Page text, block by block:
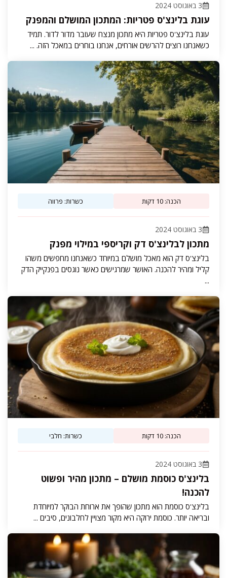
3 באוגוסט 2024
עוגת בלינצ'ס פטריות: המתכון המושלם והמפנק
עוגת בלינצ'ס פטריות היא מתכון מנצח שעובר מדור לדור. תמיד
כשאנחנו רוצים להרשים אורחים, אנחנו בוחרים במאכל הזה. ...
הכנה: 10 דקות כשרות: פרווה
3 באוגוסט 2024
מתכון לבלינצ'ס דק וקריספי במילוי מפנק
בלינצ'ס דק הוא מאכל מושלם במיוחד כשאנחנו מחפשים משהו
קליל ומהיר להכנה. האושר שמרגישים כאשר נוגסים בפנקייק הדק
...
הכנה: 10 דקות כשרות: חלבי
3 באוגוסט 2024
בלינצ'ס כוסמת מושלם – מתכון מהיר ופשוט
להכנה!
בלינצ'ס כוסמת הוא מתכון שהופך את ארוחת הבוקר למיוחדת
ובריאה יותר. כוסמת ירוקה היא מקור מצויין לחלבונים, סיבים ...